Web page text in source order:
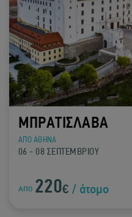
ΜΠΡΑΤΙΣΛΑΒΑ
ΑΠΟ ΑΘΗΝΑ
06 - 08 ΣΕΠΤΕΜΒΡΙΟΥ
ΑΠΟ 220€ / άτομο